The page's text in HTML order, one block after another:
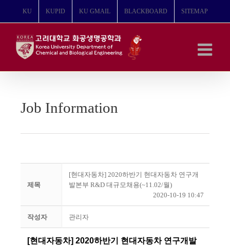
뛰
KU KUPID KU GMAIL BLACKBOARD SITEMAP
Job Information
제목
[현대자동차] 2020하반기 현대자동차 연구개
발본부 R&D 대규모채용(~11.02/월)
2020-10-19 10:47
작성자 관리자
[현대자동차] 2020하반기 현대자동차 연구개발